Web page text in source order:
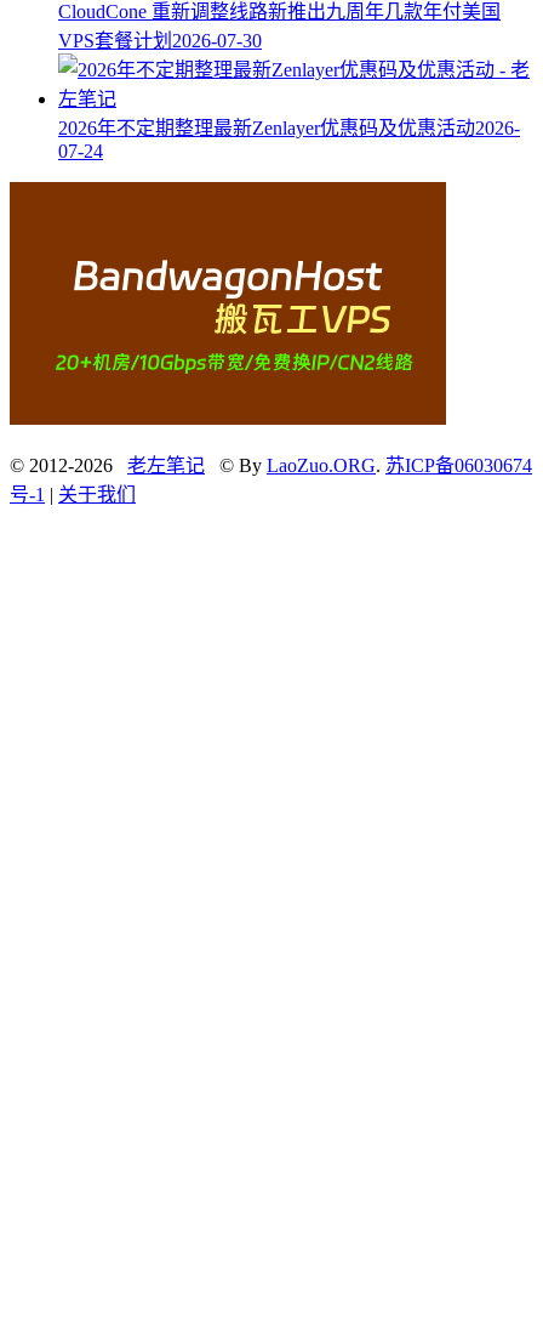
CloudCone 重新调整线路新推出九周年几款年付美国
VPS套餐计划 2026-07-30
2026年不定期整理最新Zenlayer优惠码及优惠活动2026-
07-24
© 2012-2026 老左笔记 © By LaoZuo.ORG. 苏ICP备06030674
号-1 | 关于我们